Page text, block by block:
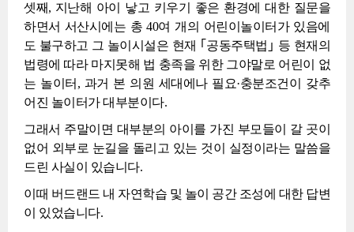
셋째, 지난해 아이 낳고 키우기 좋은 환경에 대한 질문을
하면서 서산시에는 총 40여 개의 어린이놀이터가 있음에
도 불구하고 그 놀이시설은 현재 ｢공동주택법｣ 등 현재의
법령에 따라 마지못해 법 충족을 위한 그야말로 어린이 없
는 놀이터, 과거 본 의원 세대에나 필요·충분조건이 갖추
어진 놀이터가 대부분이다.
그래서 주말이면 대부분의 아이를 가진 부모들이 갈 곳이
없어 외부로 눈길을 돌리고 있는 것이 실정이라는 말씀을
드린 사실이 있습니다.
이때 버드랜드 내 자연학습 및 놀이 공간 조성에 대한 답변
이 있었습니다.